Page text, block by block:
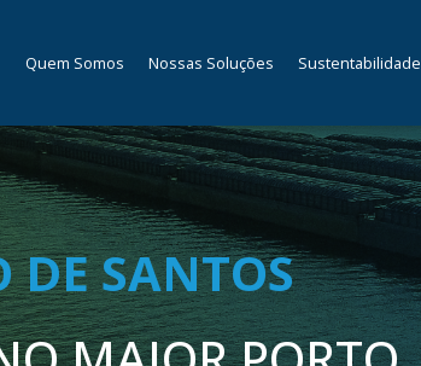
Quem Somos Nossas Soluções Sustentabilidade
DE SANTOS